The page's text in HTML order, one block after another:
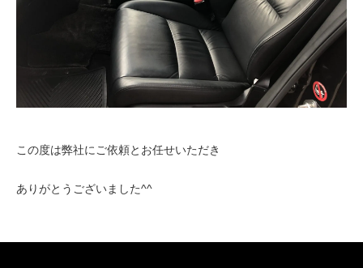
この度は弊社にご依頼とお任せいただき
ありがとうございました^^